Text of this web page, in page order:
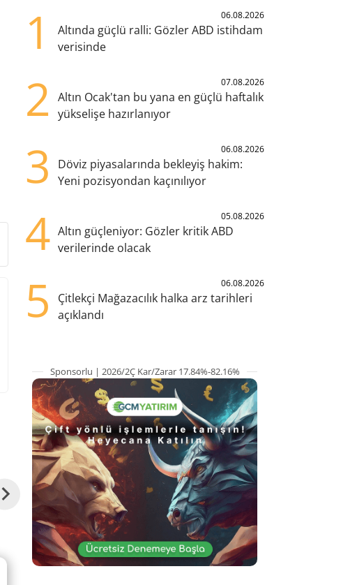
1 06.08.2026
Altında güçlü ralli: Gözler ABD istihdam
verisinde
2 07.08.2026
Altın Ocak'tan bu yana en güçlü haftalık
yükselişe hazırlanıyor
3 06.08.2026
Döviz piyasalarında bekleyiş hakim:
Yeni pozisyondan kaçınılıyor
4 05.08.2026
Altın güçleniyor: Gözler kritik ABD
verilerinde olacak
5 06.08.2026
Çitlekçi Mağazacılık halka arz tarihleri
açıklandı
Sponsorlu | 2026/2Ç Kar/Zarar 17.84%-82.16%